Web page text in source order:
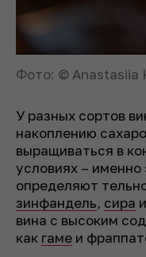
Фото: © Anastasiia
У разных сортов
накоплению
выращиваться в
условиях –
определяют
зинфандель, сира и
вина с высоким
как гаме и